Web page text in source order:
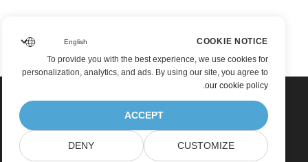
COOKIE NOTICE
To provide you with the best experience, we use cookies for
personalization, analytics, and ads. By using our site, you agree to
our cookie policy
.
ACCEPT
CUSTOMIZE
DENY